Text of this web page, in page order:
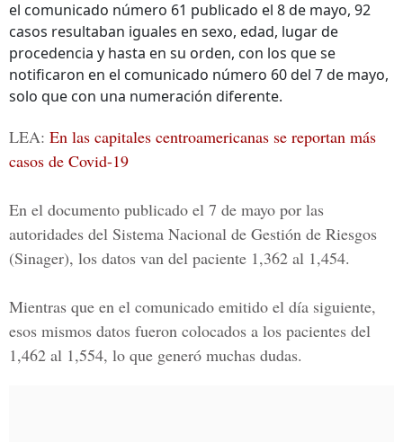
el comunicado número 61 publicado el 8 de mayo, 92
casos resultaban iguales en sexo, edad, lugar de
procedencia y hasta en su orden, con los que se
notificaron en el comunicado número 60 del 7 de mayo,
solo que con una numeración diferente.
LEA: En las capitales centroamericanas se reportan más
casos de Covid-19
En el documento publicado el 7 de mayo por las
autoridades del Sistema Nacional de Gestión de Riesgos
(Sinager), los datos van del paciente 1,362 al 1,454.
Mientras que en el comunicado emitido el día siguiente,
esos mismos datos fueron colocados a los pacientes del
1,462 al 1,554, lo que generó muchas dudas.